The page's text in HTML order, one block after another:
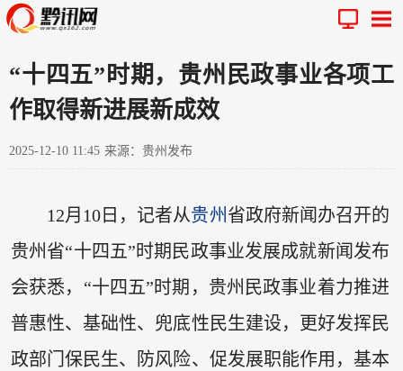
“十四五”时期，贵州民政事业各项工
作取得新进展新成效
2025-12-10 11:45 来源：贵州发布
12月10日，记者从贵州 省政府新闻办召开的
贵州省“十四五”时期民政事业发展成就新闻发布
会获悉，“十四五”时期，贵州民政事业着力推进
普惠性、基础性、兜底性民生建设，更好发挥民
政部门保民生、防风险、促发展职能作用，基本